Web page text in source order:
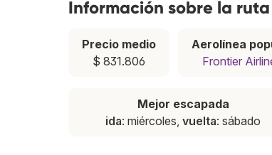
Información sobre la
Precio medio
$ 831.806
Aerolínea
Frontier
Mejor escapada
ida: miércoles,vuelta: sábado